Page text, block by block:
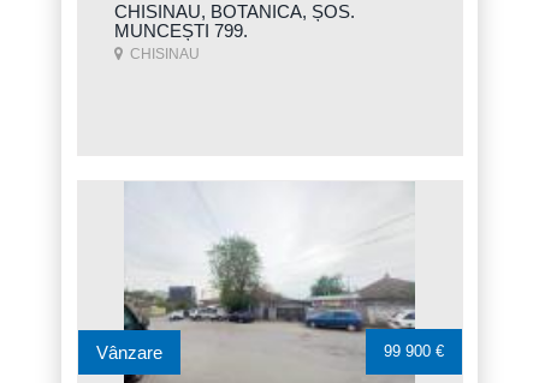
CHISINAU, BOTANICA, ȘOS.
MUNCEȘTI 799.
CHISINAU
Vânzare 99 900 €